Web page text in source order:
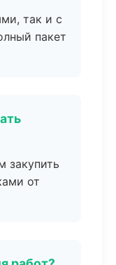
так и с
пакет
закупить
от